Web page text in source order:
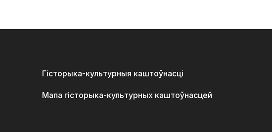
Гісторыка-культурныя каштоўнасці
Мапа гісторыка-культурных каштоўнасцей